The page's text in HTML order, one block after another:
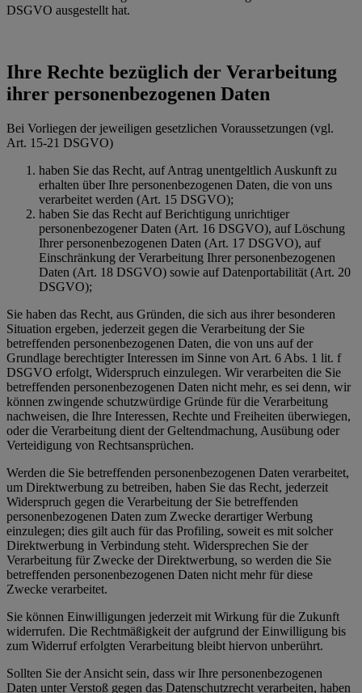
DSGVO ausgestellt hat.
Ihre Rechte bezüglich der Verarbeitung
ihrer personenbezogenen Daten
Bei Vorliegen der jeweiligen gesetzlichen Voraussetzungen (vgl.
Art. 15-21 DSGVO)
haben Sie das Recht, auf Antrag unentgeltlich Auskunft zu
erhalten über Ihre personenbezogenen Daten, die von uns
verarbeitet werden (Art. 15 DSGVO);
haben Sie das Recht auf Berichtigung unrichtiger
personenbezogener Daten (Art. 16 DSGVO), auf Löschung
Ihrer personenbezogenen Daten (Art. 17 DSGVO), auf
Einschränkung der Verarbeitung Ihrer personenbezogenen
Daten (Art. 18 DSGVO) sowie auf Datenportabilität (Art. 20
DSGVO);
Sie haben das Recht, aus Gründen, die sich aus ihrer besonderen
Situation ergeben, jederzeit gegen die Verarbeitung der Sie
betreffenden personenbezogenen Daten, die von uns auf der
Grundlage berechtigter Interessen im Sinne von Art. 6 Abs. 1 lit. f
DSGVO erfolgt, Widerspruch einzulegen. Wir verarbeiten die Sie
betreffenden personenbezogenen Daten nicht mehr, es sei denn, wir
können zwingende schutzwürdige Gründe für die Verarbeitung
nachweisen, die Ihre Interessen, Rechte und Freiheiten überwiegen,
oder die Verarbeitung dient der Geltendmachung, Ausübung oder
Verteidigung von Rechtsansprüchen.
Werden die Sie betreffenden personenbezogenen Daten verarbeitet,
um Direktwerbung zu betreiben, haben Sie das Recht, jederzeit
Widerspruch gegen die Verarbeitung der Sie betreffenden
personenbezogenen Daten zum Zwecke derartiger Werbung
einzulegen; dies gilt auch für das Profiling, soweit es mit solcher
Direktwerbung in Verbindung steht. Widersprechen Sie der
Verarbeitung für Zwecke der Direktwerbung, so werden die Sie
betreffenden personenbezogenen Daten nicht mehr für diese
Zwecke verarbeitet.
Sie können Einwilligungen jederzeit mit Wirkung für die Zukunft
widerrufen. Die Rechtmäßigkeit der aufgrund der Einwilligung bis
zum Widerruf erfolgten Verarbeitung bleibt hiervon unberührt.
Sollten Sie der Ansicht sein, dass wir Ihre personenbezogenen
Daten unter Verstoß gegen das Datenschutzrecht verarbeiten, haben